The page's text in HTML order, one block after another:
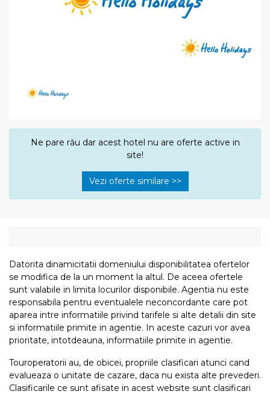
Ne pare rău dar acest hotel nu are oferte active in
site!
Vezi oferte similare >>
Datorita dinamicitatii domeniului disponibilitatea ofertelor
se modifica de la un moment la altul. De aceea ofertele
sunt valabile in limita locurilor disponibile. Agentia nu este
responsabila pentru eventualele neconcordante care pot
aparea intre informatiile privind tarifele si alte detalii din site
si informatiile primite in agentie. In aceste cazuri vor avea
prioritate, intotdeauna, informatiile primite in agentie.
Touroperatorii au, de obicei, propriile clasificari atunci cand
evalueaza o unitate de cazare, daca nu exista alte prevederi.
Clasificarile ce sunt afisate in acest website sunt clasificari